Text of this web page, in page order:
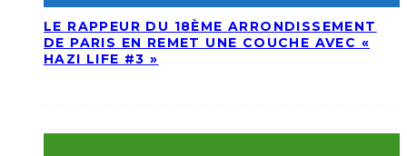
LE RAPPEUR DU 18ÈME ARRONDISSEMENT
DE PARIS EN REMET UNE COUCHE AVEC «
HAZI LIFE #3 »